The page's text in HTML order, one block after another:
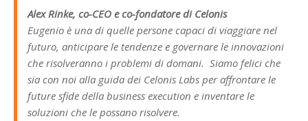
Alex Rinke, co-CEO e co-fondatore di Celonis
Eugenio è una di quelle persone capaci di viaggiare nel
futuro, anticipare le tendenze e governare le innovazioni
che risolveranno i problemi di domani. Siamo felici che
sia con noi alla guida dei Celonis Labs per affrontare le
future sfide della business execution e inventare le
soluzioni che le possano risolvere.